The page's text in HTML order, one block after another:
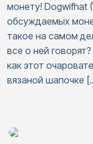
монету! Dogwifhat
обсуждаемых
такое на самом
все о ней
как этот
вязаной шапочке